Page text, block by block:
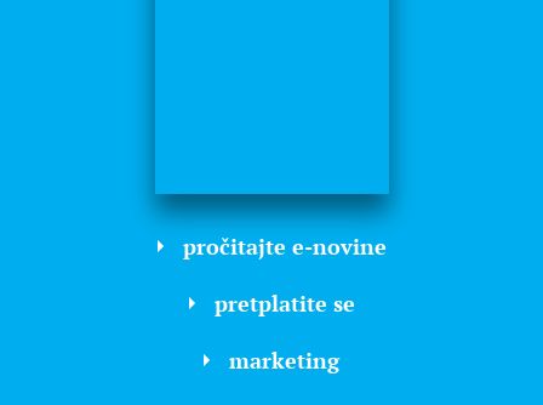
pročitajte e-novine
pretplatite se
marketing